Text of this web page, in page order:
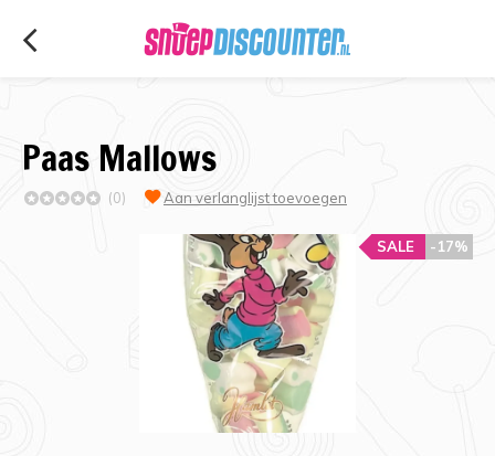
Paas Mallows
(0) Aan verlanglijst toevoegen
-17%
SALE